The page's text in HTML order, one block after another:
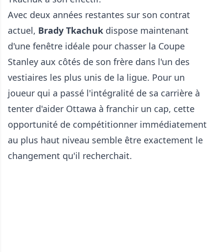
Avec deux années restantes sur son contrat
actuel, Brady Tkachuk dispose maintenant
d'une fenêtre idéale pour chasser la Coupe
Stanley aux côtés de son frère dans l'un des
vestiaires les plus unis de la ligue. Pour un
joueur qui a passé l'intégralité de sa carrière à
tenter d'aider Ottawa à franchir un cap, cette
opportunité de compétitionner immédiatement
au plus haut niveau semble être exactement le
changement qu'il recherchait.